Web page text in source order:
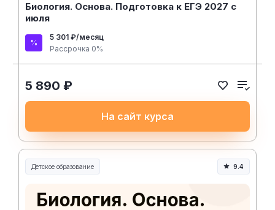
Биология. Основа. Подготовка к ЕГЭ 2027 с
июля
5 301 ₽/месяц
Рассрочка 0%
5 890 ₽
На сайт курса
Детское образование 9.4